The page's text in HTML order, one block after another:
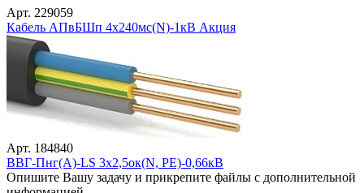
Арт. 229059
Кабель АПвБШп 4х240мс(N)-1кВ Акция
Арт. 184840
ВВГ-Пнг(А)-LS 3х2,5ок(N, PE)-0,66кВ
Опишите Вашу задачу и прикрепите файлы с дополнительной